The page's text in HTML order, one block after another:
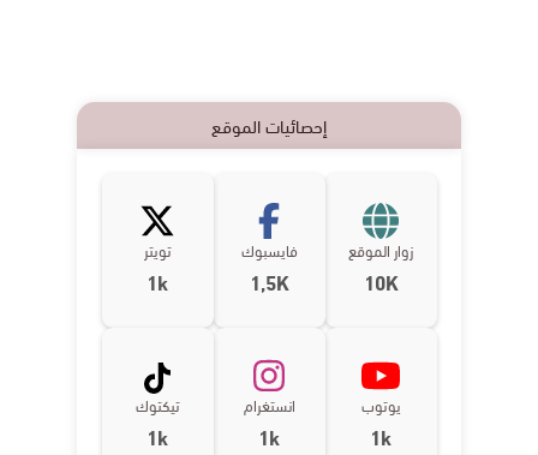
إحصائيات الموقع
زوار الموقع
10K
فايسبوك
1,5K
تويتر
1k
يوتوب
1k
انستغرام
1k
تيكتوك
1k